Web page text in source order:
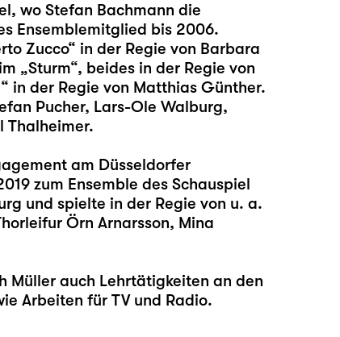
wo Stefan Bachmann die
Ensemblemitglied bis 2006.
Zucco“ in der Regie von Barbara
„Sturm“, beides in der Regie von
in der Regie von Matthias Günther.
Pucher, Lars-Ole Walburg,
Thalheimer.
am Düsseldorfer
zum Ensemble des Schauspiel
und spielte in der Regie von u. a.
Örn Arnarsson, Mina
Müller auch Lehrtätigkeiten an den
Arbeiten für TV und Radio.